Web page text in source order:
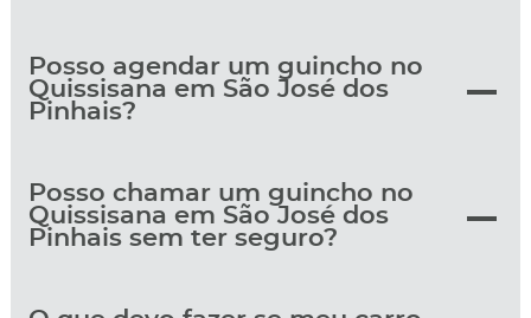
Posso agendar um guincho no
Quissisana em São José dos
Pinhais?
Posso chamar um guincho no
Quissisana em São José dos
Pinhais sem ter seguro?